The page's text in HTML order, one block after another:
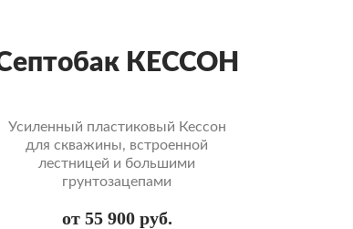
КЕССОН
Усиленный пластиковый Кессон
для скважины, встроенной
лестницей и большими
грунтозацепами
от 55 900 руб.